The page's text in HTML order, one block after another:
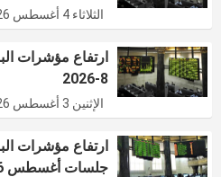
الثلاثاء 4 أغسطس 2026
8-2026
الإثنين 3 أغسطس 2026
ارتفاع مؤشرات
جلسات أغسطس 2026